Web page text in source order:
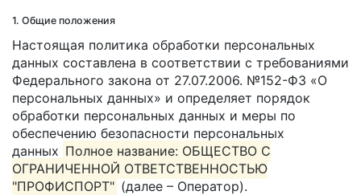
1. Общие положения
Настоящая политика обработки персональных
данных составлена в соответствии с требованиями
Федерального закона от 27.07.2006. №152-ФЗ «О
персональных данных» и определяет порядок
обработки персональных данных и меры по
обеспечению безопасности персональных
данных Полное название: ОБЩЕСТВО С
ОГРАНИЧЕННОЙ ОТВЕТСТВЕННОСТЬЮ
"ПРОФИСПОРТ" (далее – Оператор).